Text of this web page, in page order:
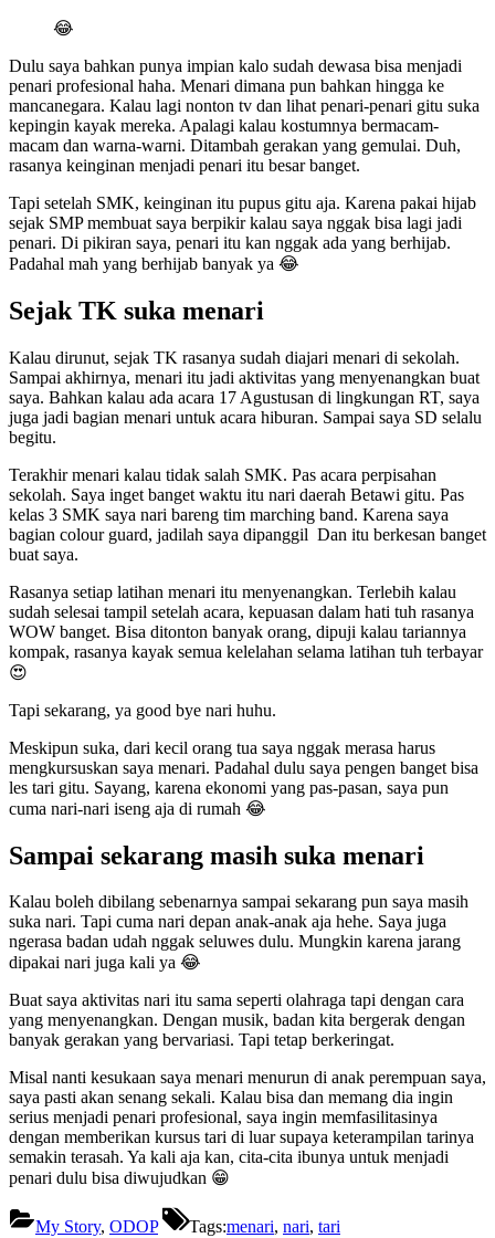
😂
Dulu saya bahkan punya impian kalo sudah dewasa bisa menjadi
penari profesional haha. Menari dimana pun bahkan hingga ke
mancanegara. Kalau lagi nonton tv dan lihat penari-penari gitu suka
kepingin kayak mereka. Apalagi kalau kostumnya bermacam-
macam dan warna-warni. Ditambah gerakan yang gemulai. Duh,
rasanya keinginan menjadi penari itu besar banget.
Tapi setelah SMK, keinginan itu pupus gitu aja. Karena pakai hijab
sejak SMP membuat saya berpikir kalau saya nggak bisa lagi jadi
penari. Di pikiran saya, penari itu kan nggak ada yang berhijab.
Padahal mah yang berhijab banyak ya 😂
Sejak TK suka menari
Kalau dirunut, sejak TK rasanya sudah diajari menari di sekolah.
Sampai akhirnya, menari itu jadi aktivitas yang menyenangkan buat
saya. Bahkan kalau ada acara 17 Agustusan di lingkungan RT, saya
juga jadi bagian menari untuk acara hiburan. Sampai saya SD selalu
begitu.
Terakhir menari kalau tidak salah SMK. Pas acara perpisahan
sekolah. Saya inget banget waktu itu nari daerah Betawi gitu. Pas
kelas 3 SMK saya nari bareng tim marching band. Karena saya
bagian colour guard, jadilah saya dipanggil Dan itu berkesan banget
buat saya.
Rasanya setiap latihan menari itu menyenangkan. Terlebih kalau
sudah selesai tampil setelah acara, kepuasan dalam hati tuh rasanya
WOW banget. Bisa ditonton banyak orang, dipuji kalau tariannya
kompak, rasanya kayak semua kelelahan selama latihan tuh terbayar
😍
Tapi sekarang, ya good bye nari huhu.
Meskipun suka, dari kecil orang tua saya nggak merasa harus
mengkursuskan saya menari. Padahal dulu saya pengen banget bisa
les tari gitu. Sayang, karena ekonomi yang pas-pasan, saya pun
cuma nari-nari iseng aja di rumah 😂
Sampai sekarang masih suka menari
Kalau boleh dibilang sebenarnya sampai sekarang pun saya masih
suka nari. Tapi cuma nari depan anak-anak aja hehe. Saya juga
ngerasa badan udah nggak seluwes dulu. Mungkin karena jarang
dipakai nari juga kali ya 😂
Buat saya aktivitas nari itu sama seperti olahraga tapi dengan cara
yang menyenangkan. Dengan musik, badan kita bergerak dengan
banyak gerakan yang bervariasi. Tapi tetap berkeringat.
Misal nanti kesukaan saya menari menurun di anak perempuan saya,
saya pasti akan senang sekali. Kalau bisa dan memang dia ingin
serius menjadi penari profesional, saya ingin memfasilitasinya
dengan memberikan kursus tari di luar supaya keterampilan tarinya
semakin terasah. Ya kali aja kan, cita-cita ibunya untuk menjadi
penari dulu bisa diwujudkan 😁
My Story, ODOP Tags:menari, nari, tari